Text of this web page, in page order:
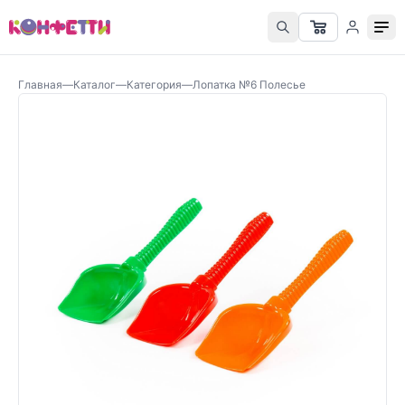
Главная—Каталог—Категория—Лопатка №6 Полесье